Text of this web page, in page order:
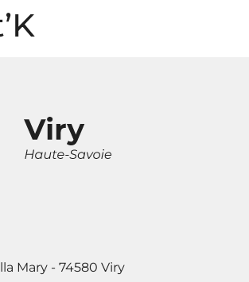
Mary - 74580 Viry
des cookies